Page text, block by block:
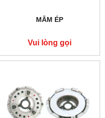
MÂM ÉP
Vui lòng gọi